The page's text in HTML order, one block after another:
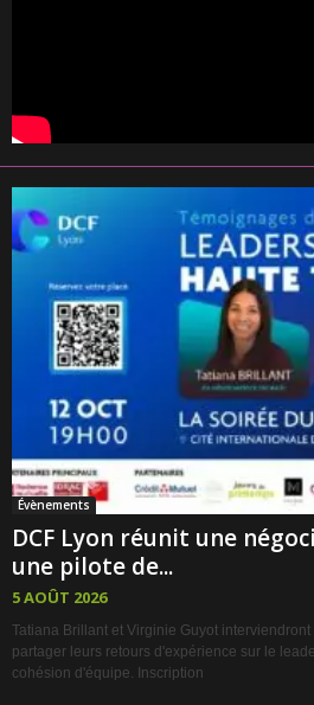
Évènements
DCF Lyon réunit une
une pilote de...
5 AOÛT 2026
Tatiana Brillant et Virginie Guyot
partager leurs retours d'expérience sur le
cohésion d'équipe. Inscription